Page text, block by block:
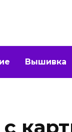
Вышивка